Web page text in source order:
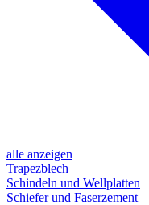
alle anzeigen
Trapezblech
Schindeln und Wellplatten
Schiefer und Faserzement